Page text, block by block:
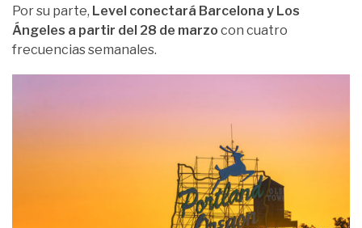
Por su parte, Level conectará Barcelona y Los
Ángeles a partir del 28 de marzo con cuatro
frecuencias semanales.